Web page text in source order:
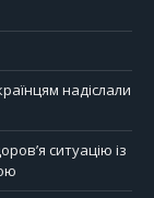
надіслали
ситуацію із